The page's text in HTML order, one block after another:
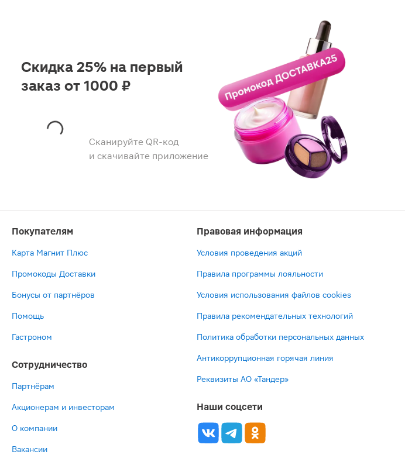
Сканируйте QR-код
и скачивайте приложение
Скидка 25% на первый
заказ от 1000 ₽
Покупателям
Карта Магнит Плюс
Промокоды Доставки
Бонусы от партнёров
Помощь
Гастроном
Сотрудничество
Партнёрам
Акционерам и инвесторам
О компании
Вакансии
Правовая информация
Условия проведения акций
Правила программы лояльности
Условия использования файлов cookies
Правила рекомендательных технологий
Политика обработки персональных данных
Антикоррупционная горячая линия
Реквизиты АО «Тандер»
Наши соцсети